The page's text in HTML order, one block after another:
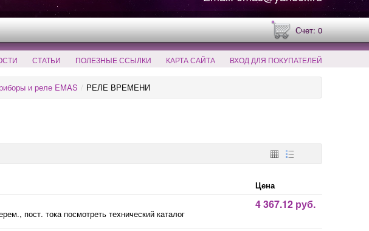
Счет: 0
СТАТЬИ ПОЛЕЗНЫЕ ССЫЛКИ КАРТА САЙТА ВХОД ДЛЯ ПОКУПАТЕЛЕЙ
и реле EMAS / РЕЛЕ ВРЕМЕНИ
Цена
пост. тока посмотреть технический каталог
4 367.12 руб.